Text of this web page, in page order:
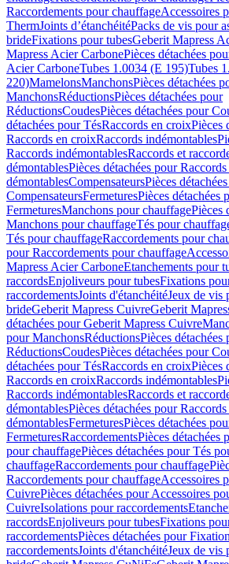
Raccordements pour chauffageAccessoires
ThermJoints d’étanchéitéPacks de vis pour
brideFixations pour tubesGeberit Mapress
Mapress Acier CarbonePièces détachées
Acier CarboneTubes 1.0034 (E 195)Tubes
220)MamelonsManchonsPièces détachées
ManchonsRéductionsPièces détachées pour
RéductionsCoudesPièces détachées pour
détachées pour TésRaccords en croixPièces
Raccords en croixRaccords indémontables
Raccords indémontablesRaccords et
démontablesPièces détachées pour
démontablesCompensateursPièces
CompensateursFermeturesPièces détachées
FermeturesManchons pour chauffagePièces
Manchons pour chauffageTés pour
Tés pour chauffageRaccordements pour
pour Raccordements pour chauffage
Mapress Acier CarboneEtanchements pour
raccordsEnjoliveurs pour tubesFixations
raccordementsJoints d'étanchéitéJeux de vis
brideGeberit Mapress CuivreGeberit
détachées pour Geberit Mapress Cuivre
pour ManchonsRéductionsPièces détachées
RéductionsCoudesPièces détachées pour
détachées pour TésRaccords en croixPièces
Raccords en croixRaccords indémontables
Raccords indémontablesRaccords et
démontablesPièces détachées pour
démontablesFermeturesPièces détachées
FermeturesRaccordementsPièces détachées
pour chauffagePièces détachées pour Tés
chauffageRaccordements pour chauffage
Raccordements pour chauffageAccessoires
CuivrePièces détachées pour Accessoires
CuivreIsolations pour raccordements
raccordsEnjoliveurs pour tubesFixations
raccordementsPièces détachées pour
raccordementsJoints d'étanchéitéJeux de vis